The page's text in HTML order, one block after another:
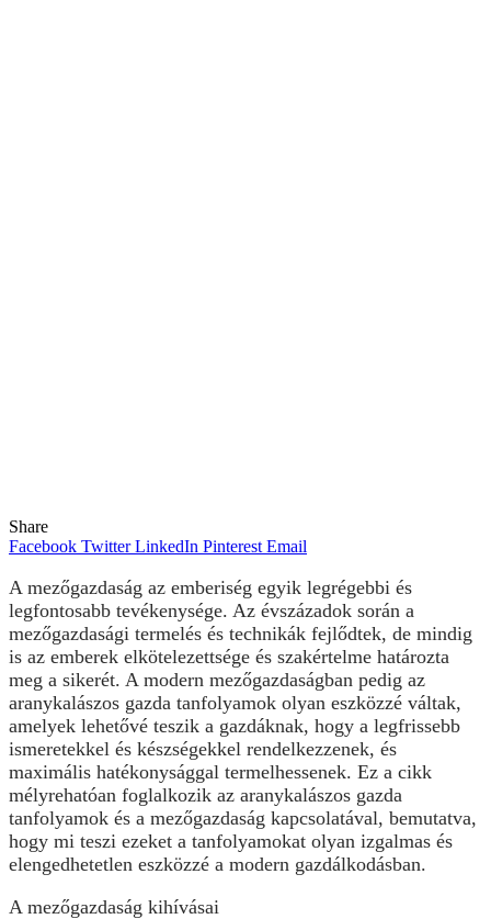
Share
Facebook Twitter LinkedIn Pinterest Email
A mezőgazdaság az emberiség egyik legrégebbi és
legfontosabb tevékenysége. Az évszázadok során a
mezőgazdasági termelés és technikák fejlődtek, de mindig
is az emberek elkötelezettsége és szakértelme határozta
meg a sikerét. A modern mezőgazdaságban pedig az
aranykalászos gazda tanfolyamok olyan eszközzé váltak,
amelyek lehetővé teszik a gazdáknak, hogy a legfrissebb
ismeretekkel és készségekkel rendelkezzenek, és
maximális hatékonysággal termelhessenek. Ez a cikk
mélyrehatóan foglalkozik az aranykalászos gazda
tanfolyamok és a mezőgazdaság kapcsolatával, bemutatva,
hogy mi teszi ezeket a tanfolyamokat olyan izgalmas és
elengedhetetlen eszközzé a modern gazdálkodásban.
A mezőgazdaság kihívásai